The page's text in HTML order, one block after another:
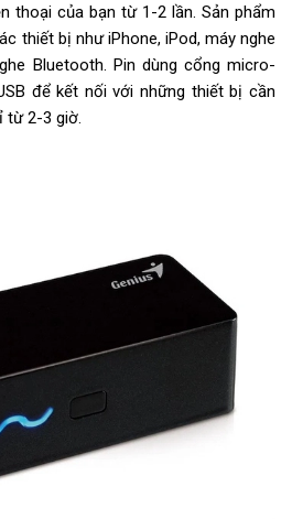
thoại của bạn từ 1-2 lần. Sản phẩm
thiết bị như iPhone, iPod, máy nghe
Bluetooth. Pin dùng cổng micro-
để kết nối với những thiết bị cần
từ 2-3 giờ.